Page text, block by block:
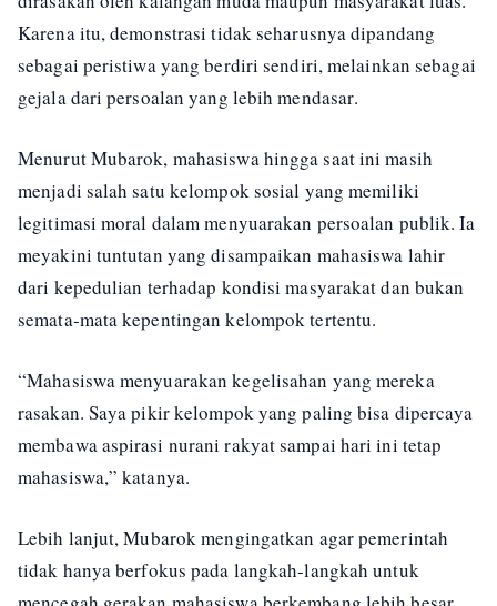
Karena itu, demonstrasi tidak seharusnya dipandang
sebagai peristiwa yang berdiri sendiri, melainkan sebagai
gejala dari persoalan yang lebih mendasar.
Menurut Mubarok, mahasiswa hingga saat ini masih
menjadi salah satu kelompok sosial yang memiliki
legitimasi moral dalam menyuarakan persoalan publik. Ia
meyakini tuntutan yang disampaikan mahasiswa lahir
dari kepedulian terhadap kondisi masyarakat dan bukan
semata-mata kepentingan kelompok tertentu.
“Mahasiswa menyuarakan kegelisahan yang mereka
rasakan. Saya pikir kelompok yang paling bisa dipercaya
membawa aspirasi nurani rakyat sampai hari ini tetap
mahasiswa,” katanya.
Lebih lanjut, Mubarok mengingatkan agar pemerintah
tidak hanya berfokus pada langkah-langkah untuk